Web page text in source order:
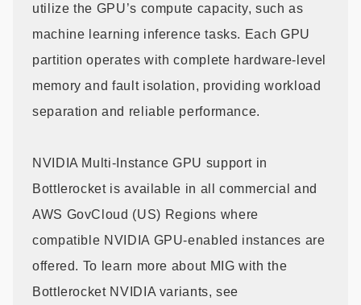
utilize the GPU’s compute capacity, such as
machine learning inference tasks. Each GPU
partition operates with complete hardware-level
memory and fault isolation, providing workload
separation and reliable performance.
NVIDIA Multi-Instance GPU support in
Bottlerocket is available in all commercial and
AWS GovCloud (US) Regions where
compatible NVIDIA GPU-enabled instances are
offered. To learn more about MIG with the
Bottlerocket NVIDIA variants, see